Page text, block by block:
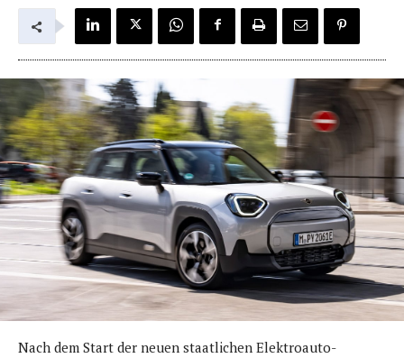
Nach dem Start der neuen staatlichen Elektroauto-